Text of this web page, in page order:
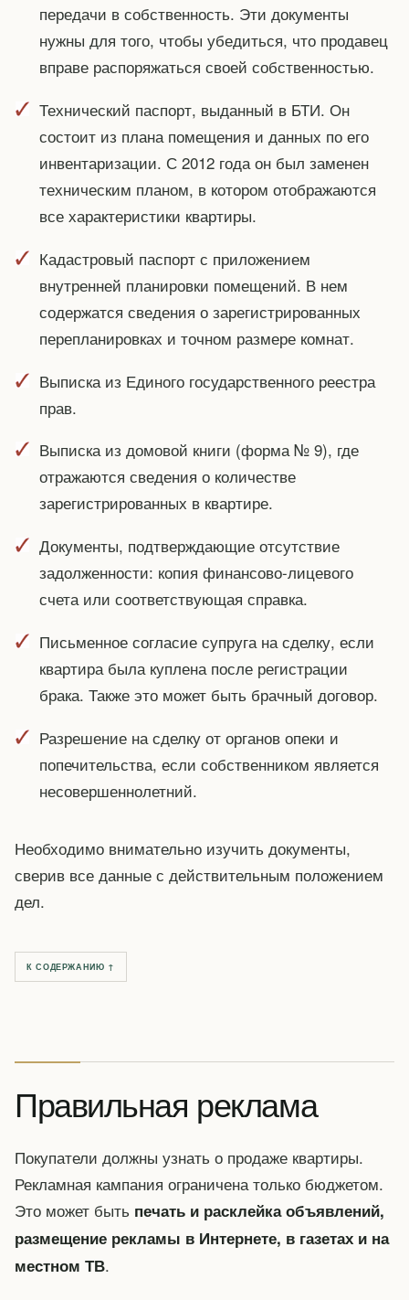
передачи в собственность. Эти документы
нужны для того, чтобы убедиться, что продавец
вправе распоряжаться своей собственностью.
Технический паспорт, выданный в БТИ. Он
состоит из плана помещения и данных по его
инвентаризации. С 2012 года он был заменен
техническим планом, в котором отображаются
все характеристики квартиры.
Кадастровый паспорт с приложением
внутренней планировки помещений. В нем
содержатся сведения о зарегистрированных
перепланировках и точном размере комнат.
Выписка из Единого государственного реестра
прав.
Выписка из домовой книги (форма № 9), где
отражаются сведения о количестве
зарегистрированных в квартире.
Документы, подтверждающие отсутствие
задолженности: копия финансово-лицевого
счета или соответствующая справка.
Письменное согласие супруга на сделку, если
квартира была куплена после регистрации
брака. Также это может быть брачный договор.
Разрешение на сделку от органов опеки и
попечительства, если собственником является
несовершеннолетний.
Необходимо внимательно изучить документы,
сверив все данные с действительным положением
дел.
К СОДЕРЖАНИЮ ↑
Правильная реклама
Покупатели должны узнать о продаже квартиры.
Рекламная кампания ограничена только бюджетом.
Это может быть печать и расклейка объявлений,
размещение рекламы в Интернете, в газетах и на
местном ТВ.